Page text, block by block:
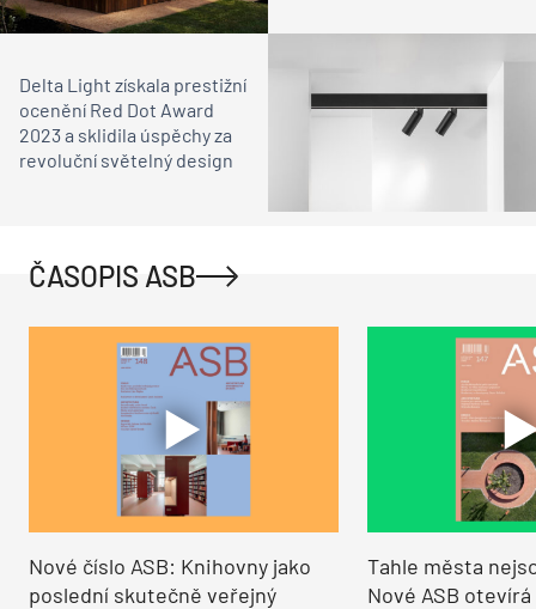
Delta Light získala prestižní
ocenění Red Dot Award
2023 a sklidila úspěchy za
revoluční světelný design
ČASOPIS ASB
Nové číslo ASB: Knihovny jako
poslední skutečně veřejný
Tahle města
Nové ASB